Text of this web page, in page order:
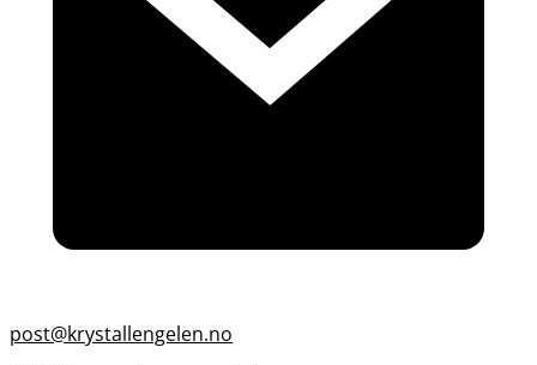
post@krystallengelen.no